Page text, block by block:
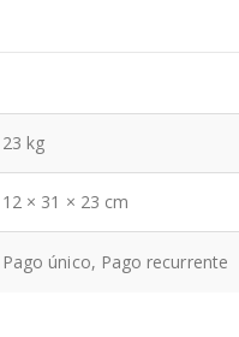
23 kg
12 × 31 × 23 cm
Pago único, Pago recurrente